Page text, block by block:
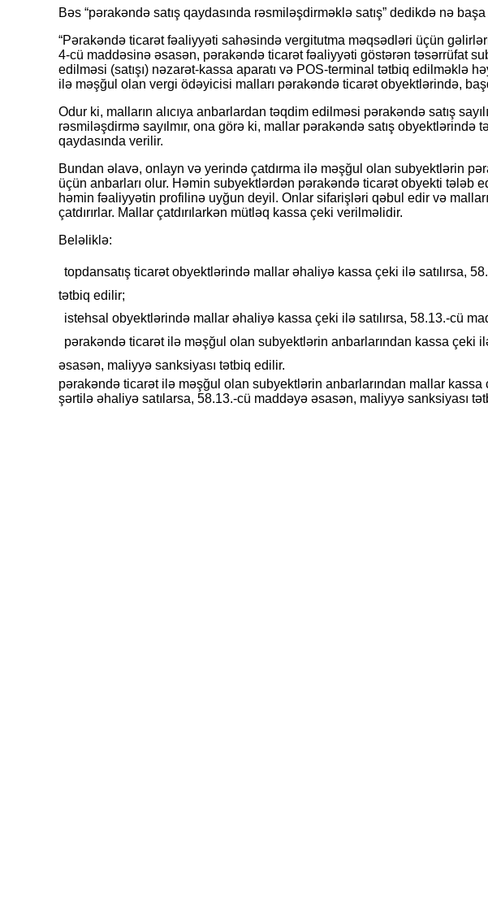
Bəs “pərakəndə satış qaydasında rəsmiləşdirməklə satış” dedikdə nə
“Pərakəndə ticarət fəaliyyəti sahəsində vergitutma məqsədləri üçün
4-cü maddəsinə əsasən, pərakəndə ticarət fəaliyyəti göstərən təsərrüfat
edilməsi (satışı) nəzarət-kassa aparatı və POS-terminal tətbiq edilməklə
ilə məşğul olan vergi ödəyicisi malları pərakəndə ticarət obyektlərində,
Odur ki, malların alıcıya anbarlardan təqdim edilməsi pərakəndə satış
rəsmiləşdirmə sayılmır, ona görə ki, mallar pərakəndə satış obyektlərində
qaydasında verilir.
Bundan əlavə, onlayn və yerində çatdırma ilə məşğul olan subyektlərin
üçün anbarları olur. Həmin subyektlərdən pərakəndə ticarət obyekti tələb
həmin fəaliyyətin profilinə uyğun deyil. Onlar sifarişləri qəbul edir və
çatdırırlar. Mallar çatdırılarkən mütləq kassa çeki verilməlidir.
Beləliklə:
topdansatış ticarət obyektlərində mallar əhaliyə kassa çeki ilə satılırsa,
tətbiq edilir;
istehsal obyektlərində mallar əhaliyə kassa çeki ilə satılırsa, 58.13.-cü
pərakəndə ticarət ilə məşğul olan subyektlərin anbarlarından kassa çeki
əsasən, maliyyə sanksiyası tətbiq edilir.
pərakəndə ticarət ilə məşğul olan subyektlərin anbarlarından mallar
şərtilə əhaliyə satılarsa, 58.13.-cü maddəyə əsasən, maliyyə sanksiyası